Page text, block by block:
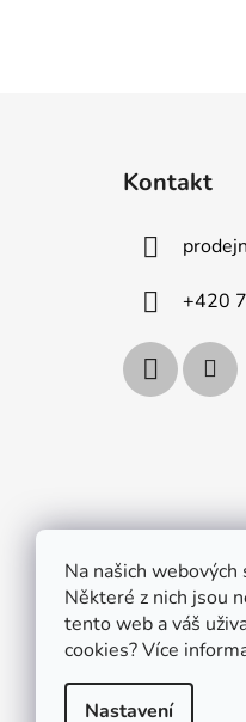
Na našich
Některé z nich jsou
tento web a váš
cookies?Více
Nastavení
Kontakt
+420